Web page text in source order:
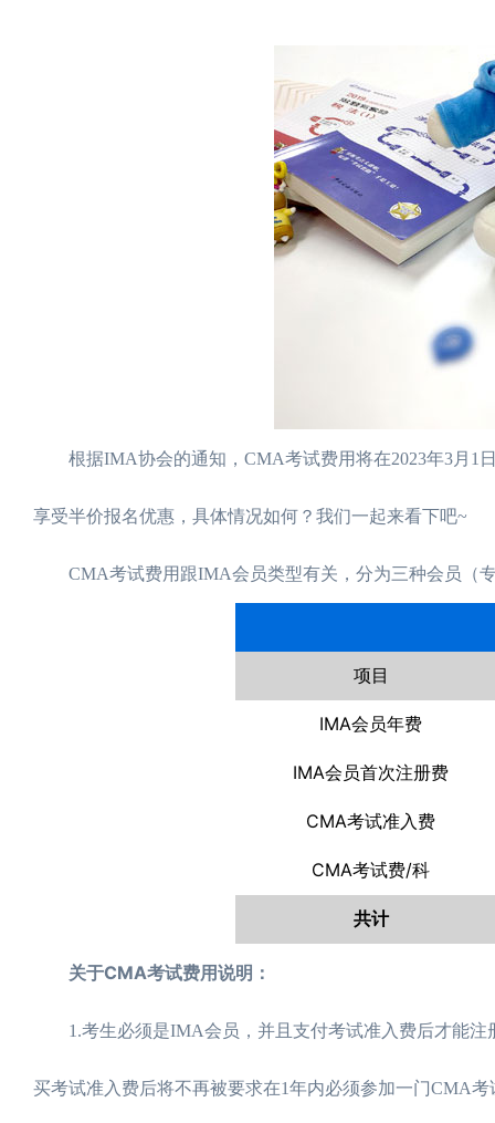
根据IMA协会的通知，CMA考试费用将在2023年3月1
享受半价报名优惠，具体情况如何？我们一起来看下吧~
CMA考试费用跟IMA会员类型有关，分为三种会员（专
项目
IMA会员年费
IMA会员首次注册费
CMA考试准入费
CMA考试费/科
共计
关于CMA考试费用说明：
1.考生必须是IMA会员，并且支付考试准入费后才能注
买考试准入费后将不再被要求在1年内必须参加一门CMA